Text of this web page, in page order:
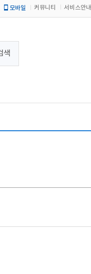
모바일 커뮤니티 서비스안내
색